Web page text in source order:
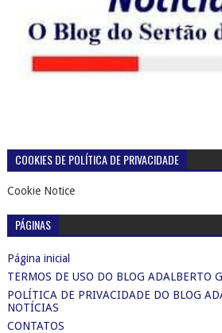
COOKIES DE POLÍTICA DE PRIVACIDADE
Cookie Notice
PÁGINAS
Página inicial
TERMOS DE USO DO BLOG ADALBERTO
POLÍTICA DE PRIVACIDADE DO BLOG
NOTÍCIAS
CONTATOS